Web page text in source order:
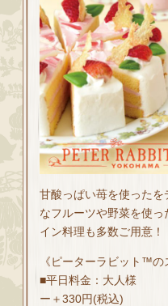
甘酸っぱい苺を使った
なフルーツや野菜を使
イン料理も多数ご用意！
《ピーターラビット™の
■平日料金：大人様
ー＋330円(税込)